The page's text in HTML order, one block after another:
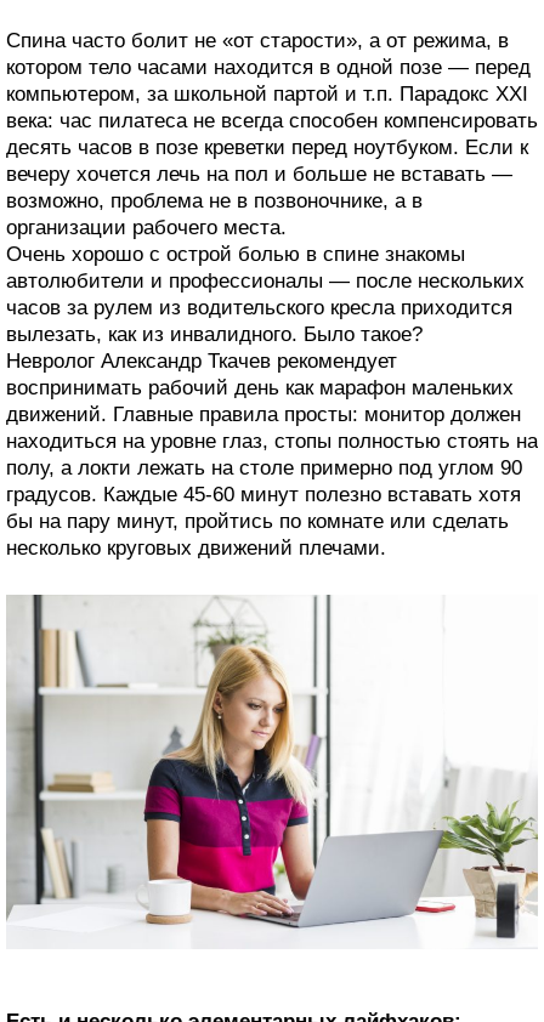
Спина часто болит не «от старости», а от режима, в
котором тело часами находится в одной позе — перед
компьютером, за школьной партой и т.п. Парадокс XXI
века: час пилатеса не всегда способен компенсировать
десять часов в позе креветки перед ноутбуком. Если к
вечеру хочется лечь на пол и больше не вставать —
возможно, проблема не в позвоночнике, а в
организации рабочего места.
Очень хорошо с острой болью в спине знакомы
автолюбители и профессионалы — после нескольких
часов за рулем из водительского кресла приходится
вылезать, как из инвалидного. Было такое?
Невролог Александр Ткачев рекомендует
воспринимать рабочий день как марафон маленьких
движений. Главные правила просты: монитор должен
находиться на уровне глаз, стопы полностью стоять на
полу, а локти лежать на столе примерно под углом 90
градусов. Каждые 45-60 минут полезно вставать хотя
бы на пару минут, пройтись по комнате или сделать
несколько круговых движений плечами.